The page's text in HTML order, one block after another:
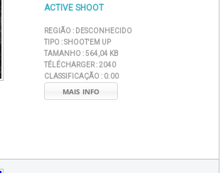
ACTIVE SHOOT
REGIÃO : DESCONHECIDO
TIPO :SHOOT'EM UP
TAMANHO :564,04 KB
TÉLÉCHARGER :2040
CLASSIFICAÇÃO : 0.00
MAIS INFO